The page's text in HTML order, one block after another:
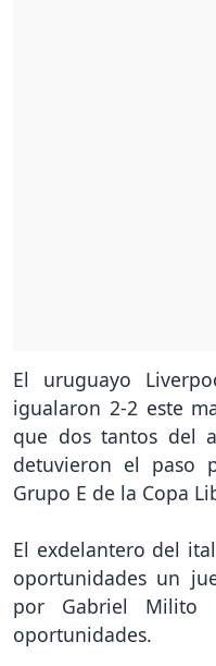
El uruguayo
igualaron 2-2 este
que dos tantos del
detuvieron el paso
Grupo E de la Copa
El exdelantero del
oportunidades un
por Gabriel Milito
oportunidades.